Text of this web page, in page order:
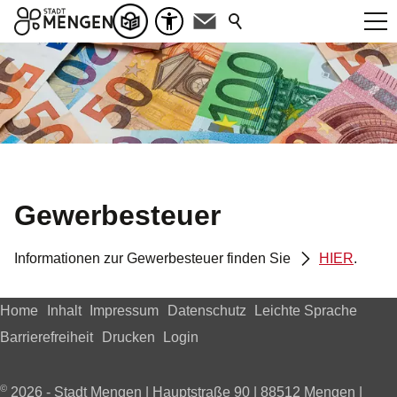
Gewerbesteuer
Informationen zur Gewerbesteuer finden Sie HIER.
Home Inhalt Impressum Datenschutz
Leichte Sprache
Barrierefreiheit
Drucken Login
© 2026 - Stadt Mengen | Hauptstraße 90 | 88512 Mengen |